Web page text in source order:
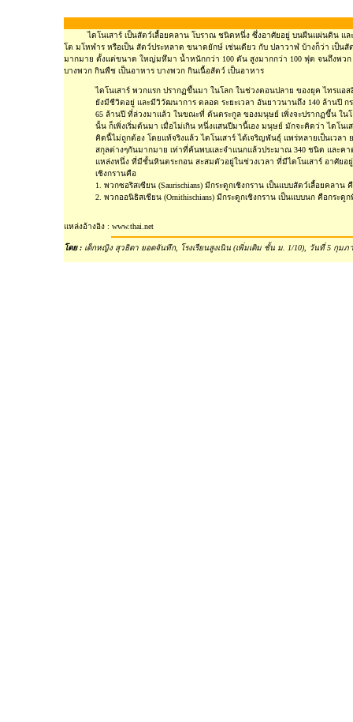
ไดโนเสาร์ เป็นสัตว์เลื้อยคลาน โบราณ ชนิดหนึ่ง ซึ่งอาศัยอยู่ บนผืนแผ่นดิน และ
โต มโหฬาร หรือเป็น สัตว์ประหลาด ขนาดยักษ์ เช่นเดียว กับ ปลาวาฬ บ้างก็ว่า เป็
มากมาย ตั้งแต่ขนาด ใหญ่มหึมา น้ำหนักกว่า 100 ตัน สูงมากกว่า 100 ฟุต จนถึงพว
บางพวก กินพืช เป็นอาหาร บางพวก กินเนื้อสัตว์ เป็นอาหาร
ไดโนเสาร์ พวกแรก ปรากฏขึ้นมา ในโลก ในช่วงตอนปลาย ของยุค ไทรแอ
ยังมีชีวิตอยู่ และมีวิวัฒนาการ ตลอด ระยะเวลา อันยาวนานถึง 140 ล้านปี
65 ล้านปี ที่ล่วงมาแล้ว ในขณะที่ ต้นตระกูล ของมนุษย์ เพิ่งจะปรากฏขึ้น ใน
นั้น ก็เพิ่งเริ่มต้นมา เมื่อไม่เกิน หนึ่งแสนปีมานี้เอง มนุษย์ มักจะคิดว่า ไดโ
คิดนี้ไม่ถูกต้อง โดยแท้จริงแล้ว ไดโนเสาร์ ได้เจริญพันธุ์ แพร่หลายเป็นเว
สกุลต่างๆกันมากมาย เท่าที่ค้นพบและจำแนกแล้วประมาณ 340 ชนิด และค
แหล่งหนึ่ง ที่มีชั้นหินตระกอน สะสมตัวอยู่ในช่วงเวลา ที่มีไดโนเสาร์ อาศัย
เชิงกรานคือ
1. พวกซอริสเซียน (Saurischians) มีกระดูกเชิงกราน เป็นแบบสัตว์เลื้อยคลา
2. พวกออนิธิสเชียน (Ornithischians) มีกระดูกเชิงกราน เป็นแบบนก คือกระ
แหล่งอ้างอิง : www.thai.net
โดย : เด็กหญิง สุวธิดา ยอดจันทึก, โรงเรียนสูงเนิน (เพิ่มเติม ชั้น ม. 1/10), วันที่ 5 กุมภ